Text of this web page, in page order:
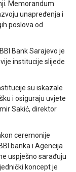
Memorandum
unapređenja i
poslova od
Bank Sarajevo je
institucije slijede
su iskazale
i osiguraju uvjete
Sakić, direktor
ceremonije
banka i Agencija
uspješno sarađuju
koncept je